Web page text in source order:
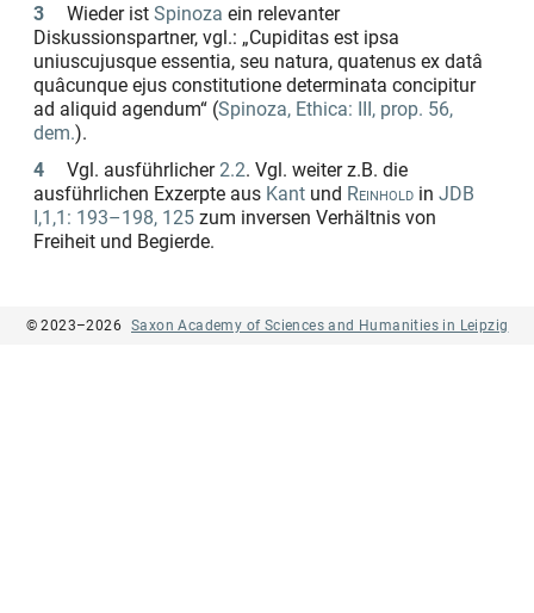
3
Wieder ist Spinoza ein relevanter
Diskussionspartner, vgl.: „Cupiditas est ipsa
uniuscujusque essentia, seu natura, quatenus ex datâ
quâcunque ejus constitutione determinata concipitur
ad aliquid agendum“ (Spinoza, Ethica: III, prop. 56,
dem.).
4
Vgl. ausführlicher 2.2. Vgl. weiter z.B. die
ausführlichen Exzerpte aus Kant und Reinhold in JDB
I,1,1: 193–198, 125 zum inversen Verhältnis von
Freiheit und Begierde.
© 2023–2026 Saxon Academy of Sciences and Humanities in Leipzig